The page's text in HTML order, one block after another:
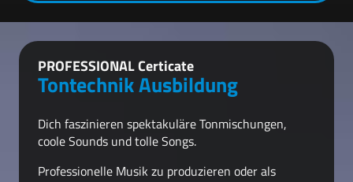
PROFESSIONAL Certicate
Tontechnik Ausbildung
Dich faszinieren spektakuläre Tonmischungen,
coole Sounds und tolle Songs.
Professionelle Musik zu produzieren oder als